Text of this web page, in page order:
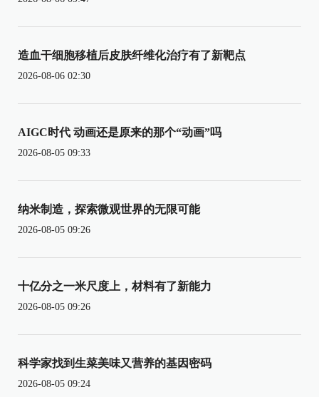
造血干细胞移植后皮肤纤维化治疗有了新靶点
2026-08-06 02:30
AIGC时代 动画还是原来的那个“动画”吗
2026-08-05 09:33
纳米制造，探索微观世界的无限可能
2026-08-05 09:26
十亿分之一米尺度上，材料有了新能力
2026-08-05 09:26
科学家找到生菜美味又营养的基因密码
2026-08-05 09:24